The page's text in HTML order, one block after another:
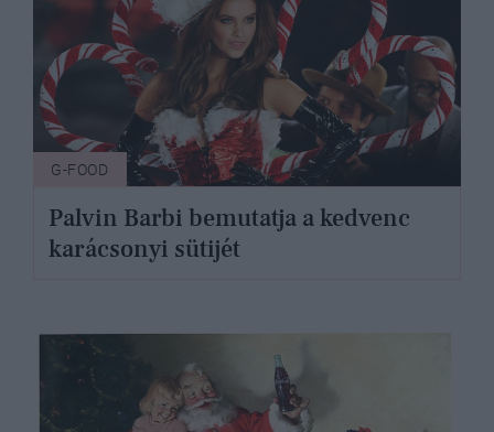
G-FOOD
Palvin Barbi bemutatja a kedvenc
karácsonyi sütijét